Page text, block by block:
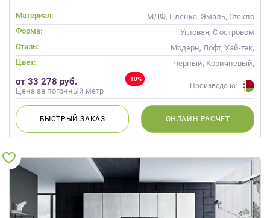
Материал:
МДФ, Пленка, Эмаль, Стекло
Форма:
Угловая, С островом
Стиль:
Модерн, Лофт, Хай-тек,
Неоклассика, Современные
Цвет:
Черный, Коричневый,
Красный, Розовый
-10%
от 33 278 руб.
Цена за погонный метр
Произведено:
БЫСТРЫЙЗАКАЗ ОНЛАЙН РАСЧЕТ